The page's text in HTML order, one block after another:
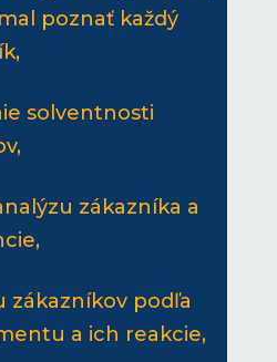
poznať každý
solventnosti
zákazníka a
zákazníkov podľa
a ich reakcie,